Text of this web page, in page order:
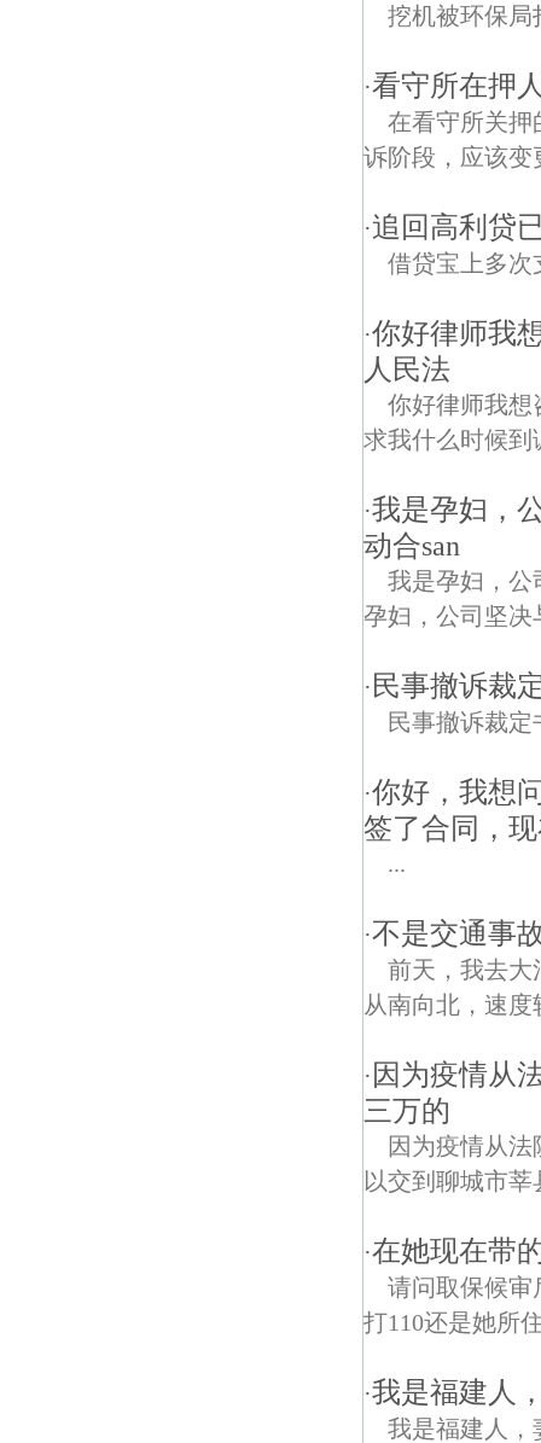
挖机被环保局
·看守所在押
在看守所关押
诉阶段，应该变
·追回高利贷
借贷宝上多次
·你好律师我
人民法
你好律师我想
求我什么时候到
·我是孕妇，
动合san
我是孕妇，公
孕妇，公司坚决
· 民事撤诉裁
民事撤诉裁
·你好，我想
签了合同，
...
·不是交通事
前天，我去大
从南向北，速
· 因为疫情从
三万的
因为疫情从
以交到聊城市
·在她现在带
请问取保候审
打110还是她所
·我是福建人
我是福建人，